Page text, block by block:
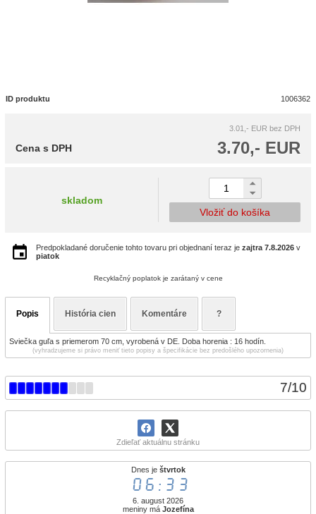
7/10
Zdieľať aktuálnu stránku
Dnes je štvrtok
06:33
6. august 2026
meniny má Jozefína
ID produktu 1006362
3.01,- EUR bez DPH
3.70,- EUR
Cena s DPH
skladom
Vložiť do košíka
Predpokladané doručenie tohto tovaru pri objednaní teraz je zajtra 7.8.2026 v
piatok
Recyklačný poplatok je zarátaný v cene
Popis História cien Komentáre ?
Sviečka guľa s priemerom 70 cm, vyrobená v DE. Doba horenia : 16 hodín.
(vyhradzujeme si právo meniť tieto popisy a špecifikácie bez predošlého upozornenia)